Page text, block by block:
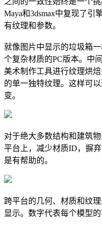
Maya和3dsmax中复现了引
有纹理和参数。
就像图片中显示的垃圾箱
个复杂材质的PC版本。中
美术制作工具进行纹理烘
的单一独特纹理。这样可
变。
对于绝大多数结构和建筑
平台上，减少材质ID，摒
是有帮助的。
跨平台的几何、材质和纹
显示。数字代表每个模型的